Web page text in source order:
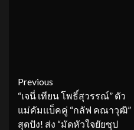
Continue
Reading
Previous
“เจนี่ เทียน โพธิ์สุวรรณ์” ตัว
แม่คัมแบ็คคู่ “กลัฟ คณาวุฒิ”
สุดปัง! ส่ง “มัดหัวใจยัยซุป